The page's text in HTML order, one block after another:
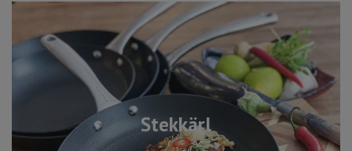
Stekkärl